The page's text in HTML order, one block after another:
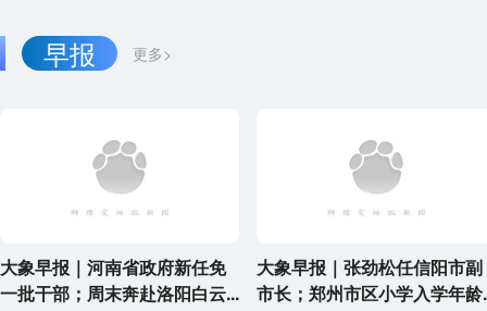
更多>
早报
大象早报｜河南省政府新任免
一批干部；周末奔赴洛阳白云...
大象早报｜张劲松任信阳市副
市长；郑州市区小学入学年龄